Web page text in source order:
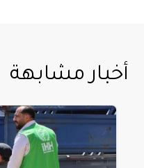
أخبار مشابهة